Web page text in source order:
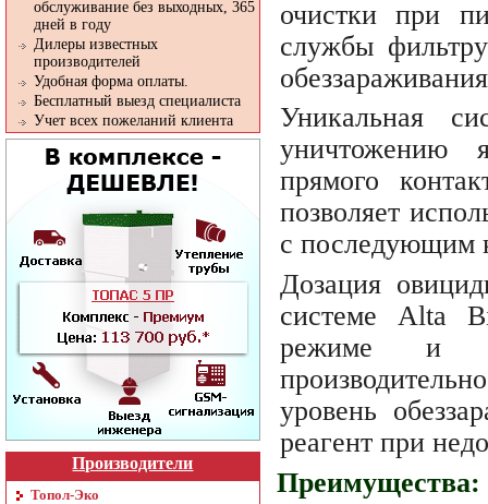
обслуживание без выходных, 365
дней в году
Дилеры известных
производителей
Удобная форма оплаты.
Бесплатный выезд специалиста
Учет всех пожеланий клиента
Производители
Топол-Эко
очистки при
службы
Уникальная
уничтожению
прямого
позволяет
с последующим
Дозация
системе Alta
режиме и
уровень
реагент при
Преимущества: